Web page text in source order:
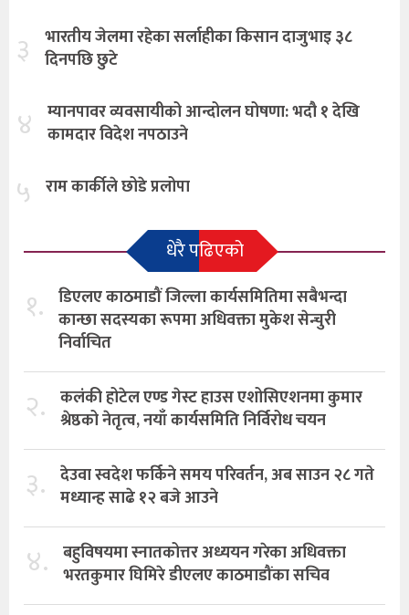
३ भारतीय जेलमा रहेका सर्लाहीका किसान दाजुभाइ ३८
दिनपछि छुटे
४ म्यानपावर व्यवसायीको आन्दोलन घोषणा: भदौ १ देखि
कामदार विदेश नपठाउने
५ राम कार्कीले छोडे प्रलोपा
धेरै पढिएको
१. डिएलए काठमाडौं जिल्ला कार्यसमितिमा सबैभन्दा
कान्छा सदस्यका रूपमा अधिवक्ता मुकेश सेन्चुरी
निर्वाचित
२. कलंकी होटेल एण्ड गेस्ट हाउस एशोसिएशनमा कुमार
श्रेष्ठको नेतृत्व, नयाँ कार्यसमिति निर्विरोध चयन
३. देउवा स्वदेश फर्किने समय परिवर्तन, अब साउन २८ गते
मध्यान्ह साढे १२ बजे आउने
४. बहुविषयमा स्नातकोत्तर अध्ययन गरेका अधिवक्ता
भरतकुमार घिमिरे डीएलए काठमाडौंका सचिव